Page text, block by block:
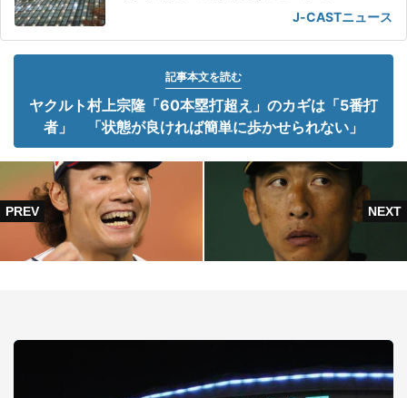
J-CASTニュース
記事本文を読む
ヤクルト村上宗隆「60本塁打超え」のカギは「5番打
者」 「状態が良ければ簡単に歩かせられない」